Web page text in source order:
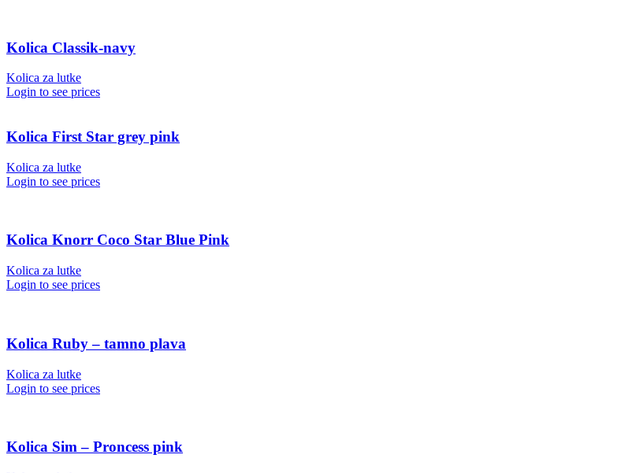
Kolica Classik-navy
Kolica za lutke
Login to see prices
Kolica First Star grey pink
Kolica za lutke
Login to see prices
Kolica Knorr Coco Star Blue Pink
Kolica za lutke
Login to see prices
Kolica Ruby – tamno plava
Kolica za lutke
Login to see prices
Kolica Sim – Proncess pink